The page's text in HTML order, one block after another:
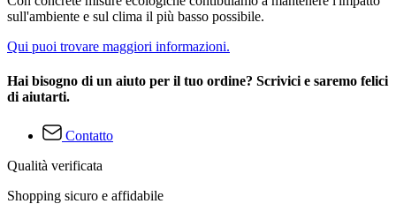
sull'ambiente e sul clima il più basso possibile.
Qui puoi trovare maggiori informazioni.
Hai bisogno di un aiuto per il tuo ordine? Scrivici e saremo felici
di aiutarti.
Contatto
Qualità verificata
Shopping sicuro e affidabile